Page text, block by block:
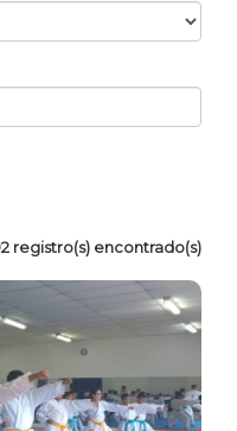
registro(s) encontrado(s)